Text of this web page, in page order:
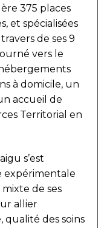
375 places
et spécialisées
de ses 9
vers le
à domicile, un
accueil de
Territorial en
s’est
expérimentale
de ses
allier
qualité des soins